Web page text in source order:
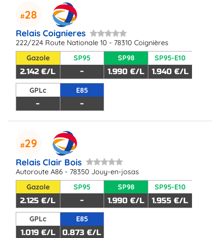
28
Relais Coignieres
222/224 Route Nationale 10 - 78310 Coignières
Gazole
2.142 €/L
SP95
-
SP98
1.990 €/L
SP95-E10
1.940 €/L
GPLc
-
E85
-
29
Relais Clair Bois
Autoroute A86 - 78350 Jouy-en-josas
Gazole
2.125 €/L
SP95
-
SP98
1.990 €/L
SP95-E10
1.955 €/L
GPLc
1.019 €/L
E85
0.873 €/L